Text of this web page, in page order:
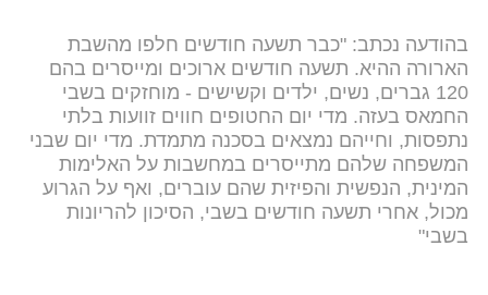
בהודעה נכתב: "כבר תשעה חודשים חלפו מהשבת
הארורה ההיא. תשעה חודשים ארוכים ומייסרים בהם
120 גברים, נשים, ילדים וקשישים - מוחזקים בשבי
החמאס בעזה. מדי יום החטופים חווים זוועות בלתי
נתפסות, וחייהם נמצאים בסכנה מתמדת. מדי יום שבני
המשפחה שלהם מתייסרים במחשבות על האלימות
המינית, הנפשית והפיזית שהם עוברים, ואף על הגרוע
מכול, אחרי תשעה חודשים בשבי, הסיכון להריונות
בשבי"